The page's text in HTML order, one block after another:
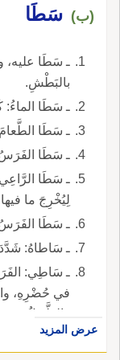
أن يقولَهُ
الحديثِ
(ب) سَطَا
ـ سَطَا
بالبَطْشِ.
ـ سَطَا الماءُ:
ـ سَطَا
ـ سَطَا
ـ سَطَا
لِيُخْرِجَ ما
ـ سَطَا
ـ سَاطاهُ:
ـ سَاطِي:
في حُضْرِهِ،
والطَّويلُ.
عرض المزيد